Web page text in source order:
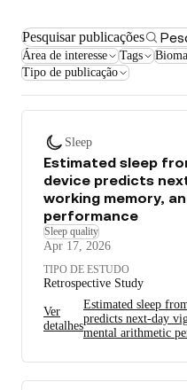
Pesquisar publicações
Área de interesse Tags
Tipo de publicação
Sleep
Estimated sleep
device predicts
working memory,
performance
Sleep quality
Apr 17, 2026
TIPO DE ESTUDO
Retrospective Study
Ver
detalhes
Estimated sleep
predicts next-day
mental arithmetic